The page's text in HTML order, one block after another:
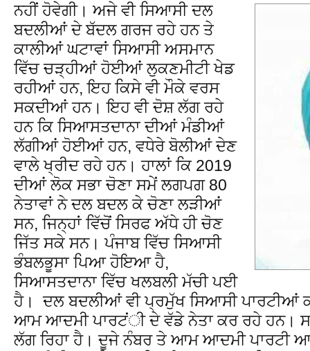
ਨਹੀਂ ਹੋਵੇਗੀ।ਅਜੇ ਵੀ ਸਿਆਸੀ ਦਲ
ਬਦਲੀਆਂ ਦੇ ਬੱਦਲ ਗਰਜ ਰਹੇ ਹਨ ਤੇ
ਕਾਲੀਆਂ ਘਟਾਵਾਂ ਸਿਆਸੀ ਅਸਮਾਨ
ਵਿੱਚ ਚੜ੍ਹੀਆਂ ਹੋਈਆਂ ਲੁਕਣਮੀਟੀ ਖੇਡ
ਰਹੀਆਂ ਹਨ, ਇਹ ਕਿਸੇ ਵੀ ਮੌਕੇ ਵਰਸ
ਸਕਦੀਆਂ ਹਨ। ਇਹ ਵੀ ਦੋਸ਼ ਲੱਗ ਰਹੇ
ਹਨ ਕਿ ਸਿਆਸਤਦਾਨਾ ਦੀਆਂ ਮੰਡੀਆਂ
ਲੱਗੀਆਂ ਹੋਈਆਂ ਹਨ, ਵਧੇਰੇ ਬੋਲੀਆਂ ਦੇਣ
ਵਾਲੇ ਖ੍ਰੀਦ ਰਹੇ ਹਨ। ਹਾਲਾਂ ਕਿ 2019
ਦੀਆਂ ਲੋਕ ਸਭਾ ਚੋਣਾ ਸਮੇਂ ਲਗਪਗ 80
ਨੇਤਾਵਾਂ ਨੇ ਦਲ ਬਦਲ ਕੇ ਚੋਣਾ ਲੜੀਆਂ
ਸਨ, ਜਿਨ੍ਹਾਂ ਵਿੱਚੋਂ ਸਿਰਫ ਅੱਧੇ ਹੀ ਚੋਣ
ਜਿੱਤ ਸਕੇ ਸਨ। ਪੰਜਾਬ ਵਿੱਚ ਸਿਆਸੀ
ਭੰਬਲਭੂਸਾ ਪਿਆ ਹੋਇਆ ਹੈ,
ਸਿਆਸਤਦਾਨਾ ਵਿੱਚ ਖਲਬਲੀ ਮੱਚੀ ਪਈ
ਹੈ। ਦਲ ਬਦਲੀਆਂ ਵੀ ਪ੍ਰਮੁੱਖ ਸਿਆਸੀ ਪਾਰਟੀਆਂ
ਆਮ ਆਦਮੀ ਪਾਰਟਂੀ ਦੇ ਵੱਡੇ ਨੇਤਾ ਕਰ ਰਹੇ ਹਨ।
ਲੱਗ ਰਿਹਾ ਹੈ। ਦੂਜੇ ਨੰਬਰ ਤੇ ਆਮ ਆਦਮੀ ਪਾਰਟੀ